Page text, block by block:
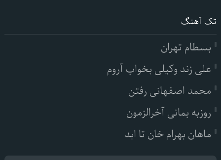
تک آهنگ
بسطام تهران
علی زند وکیلی بخواب آروم
محمد اصفهانی رفتن
روزبه بمانی آخرالزمون
ماهان بهرام خان تا ابد